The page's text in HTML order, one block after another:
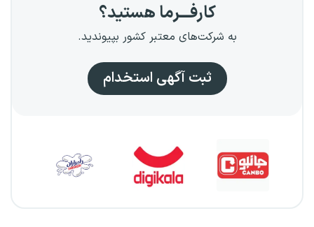
کارفـــرما هستید؟
به شرکت‌های معتبر کشور بپیوندید.
ثبت آگهی استخدام